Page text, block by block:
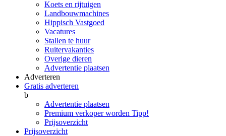
Koets en rijtuigen
Landbouwmachines
Hippisch Vastgoed
Vacatures
Stallen te huur
Ruitervakanties
Overige dieren
Advertentie plaatsen
Adverteren
Gratis adverteren
b
Advertentie plaatsen
Premium verkoper worden Tipp!
Prijsoverzicht
Prijsoverzicht